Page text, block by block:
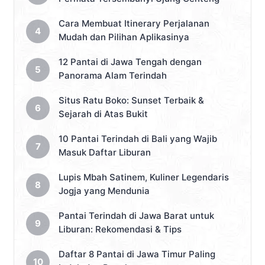
Cara Membuat Itinerary Perjalanan
Mudah dan Pilihan Aplikasinya
12 Pantai di Jawa Tengah dengan
Panorama Alam Terindah
Situs Ratu Boko: Sunset Terbaik &
Sejarah di Atas Bukit
10 Pantai Terindah di Bali yang Wajib
Masuk Daftar Liburan
Lupis Mbah Satinem, Kuliner Legendaris
Jogja yang Mendunia
Pantai Terindah di Jawa Barat untuk
Liburan: Rekomendasi & Tips
Daftar 8 Pantai di Jawa Timur Paling